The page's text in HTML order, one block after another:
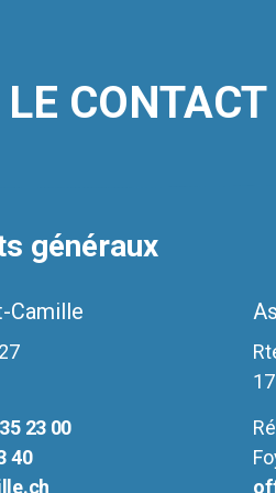
CONTACT
généraux
Camille
23 00
40